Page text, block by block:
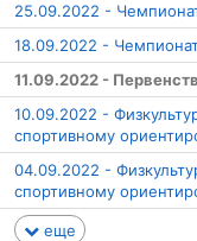
25.09.2022 -
18.09.2022 -
11.09.2022 -
10.09.2022 -
спортивному
04.09.2022 -
спортивному
еще